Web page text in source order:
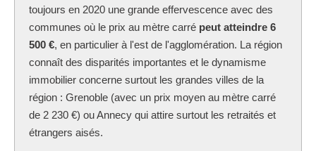
toujours en 2020 une grande effervescence avec des
communes où le prix au mètre carré peut atteindre 6
500 €, en particulier à l'est de l'agglomération. La région
connaît des disparités importantes et le dynamisme
immobilier concerne surtout les grandes villes de la
région : Grenoble (avec un prix moyen au mètre carré
de 2 230 €) ou Annecy qui attire surtout les retraités et
étrangers aisés.